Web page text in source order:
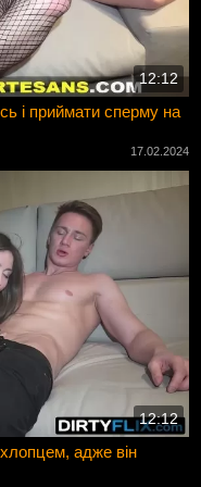
12:12
і приймати сперму на
17.02.2024
12:12
адже він